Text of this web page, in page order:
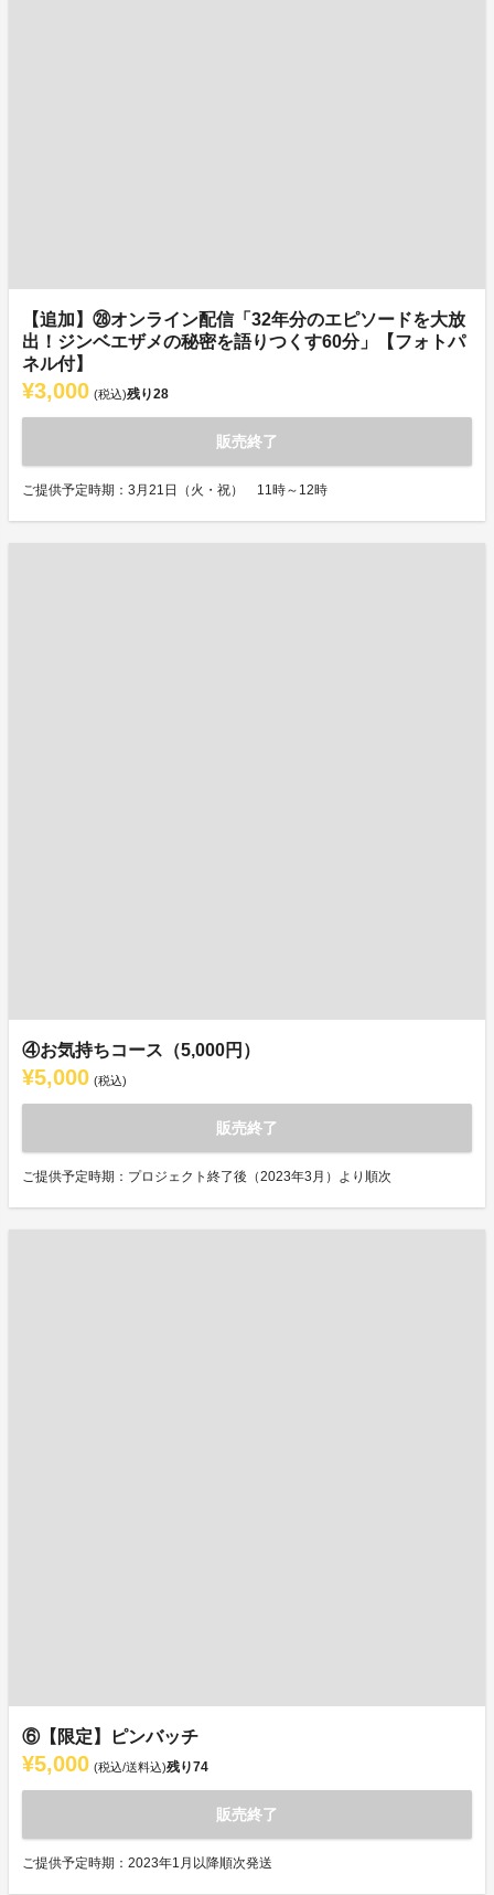
【追加】㉘オンライン配信「32年分のエピソードを大放
出！ジンベエザメの秘密を語りつくす60分」【フォトパ
ネル付】
¥3,000 (税込)残り28
販売終了
ご提供予定時期：3月21日（火・祝） 11時～12時
④お気持ちコース（5,000円）
¥5,000 (税込)
販売終了
ご提供予定時期：プロジェクト終了後（2023年3月）より順次
⑥【限定】ピンバッチ
¥5,000 (税込/送料込)残り74
販売終了
ご提供予定時期：2023年1月以降順次発送